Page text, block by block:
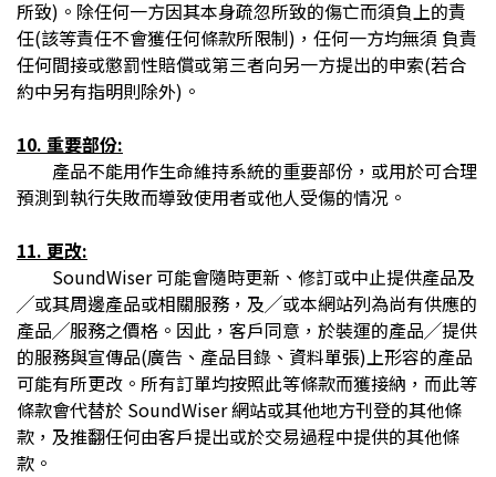
所致)。除任何一方因其本身疏忽所致的傷亡而須負上的責
任(該等責任不會獲任何條款所限制)，任何一方均無須 負責
任何間接或懲罰性賠償或第三者向另一方提出的申索(若合
約中另有指明則除外)。
10. 重要部份:
產品不能用作生命維持系統的重要部份，或用於可合理
預測到執行失敗而導致使用者或他人受傷的情况。
11. 更改:
SoundWiser 可能會隨時更新、修訂或中止提供產品及
╱或其周邊產品或相關服務，及╱或本網站列為尚有供應的
產品╱服務之價格。因此，客戶同意，於裝運的產品╱提供
的服務與宣傳品(廣告、產品目錄、資料單張)上形容的產品
可能有所更改。所有訂單均按照此等條款而獲接納，而此等
條款會代替於 SoundWiser 網站或其他地方刊登的其他條
款，及推翻任何由客戶提出或於交易過程中提供的其他條
款。